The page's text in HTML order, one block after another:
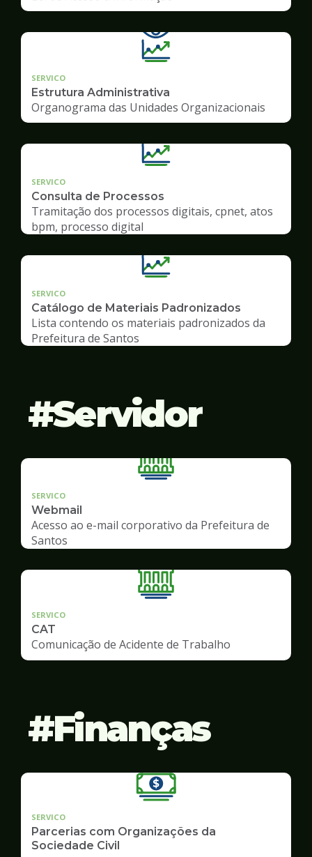
SERVICO
Estrutura Administrativa
Organograma das Unidades Organizacionais
SERVICO
Consulta de Processos
Tramitação dos processos digitais, cpnet, atos
bpm, processo digital
SERVICO
Catálogo de Materiais Padronizados
Lista contendo os materiais padronizados da
Prefeitura de Santos
Servidor
SERVICO
Webmail
Acesso ao e-mail corporativo da Prefeitura de
Santos
SERVICO
CAT
Comunicação de Acidente de Trabalho
Finanças
SERVICO
Parcerias com Organizações da
Sociedade Civil